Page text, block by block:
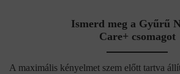
Ismerd meg a Gyűrű
Care+ csomagot
A maximális kényelmet szem előtt tartva